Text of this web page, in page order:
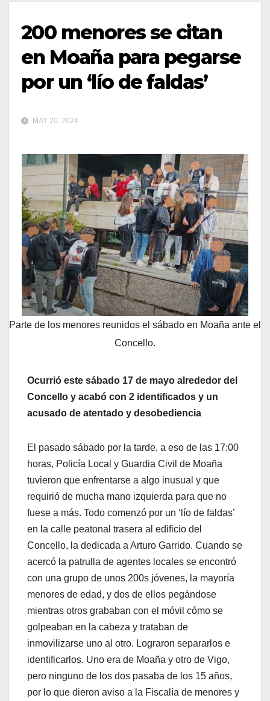
200 menores se citan
en Moaña para pegarse
por un ‘lío de faldas’
MAY 20, 2024
Parte de los menores reunidos el sábado en Moaña ante el
Concello.
Ocurrió este sábado 17 de mayo alrededor del
Concello y acabó con 2 identificados y un
acusado de atentado y desobediencia
El pasado sábado por la tarde, a eso de las 17:00
horas, Policía Local y Guardia Civil de Moaña
tuvieron que enfrentarse a algo inusual y que
requirió de mucha mano izquierda para que no
fuese a más. Todo comenzó por un ‘lío de faldas’
en la calle peatonal trasera al edificio del
Concello, la dedicada a Arturo Garrido. Cuando se
acercó la patrulla de agentes locales se encontró
con una grupo de unos 200s jóvenes, la mayoría
menores de edad, y dos de ellos pegándose
mientras otros grababan con el móvil cómo se
golpeaban en la cabeza y trataban de
inmovilizarse uno al otro. Lograron separarlos e
identificarlos. Uno era de Moaña y otro de Vigo,
pero ninguno de los dos pasaba de los 15 años,
por lo que dieron aviso a la Fiscalía de menores y